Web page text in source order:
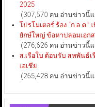
2025
(307,570 คน อ่านข่าวนี้
โปรโมเตอร์ ร้อง “ก.ล.ต
ยักษ์ใหญ่ ข้อหาปลอมเอก
(276,626 คน อ่านข่าวนี้
ส.เรือใบ ต้อนรับ สหพันธ์
เอเชีย
(265,428 คน อ่านข่าวนี้